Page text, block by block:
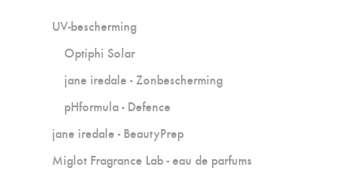
UV-bescherming
Optiphi Solar
jane iredale - Zonbescherming
pHformula - Defence
jane iredale - BeautyPrep
Miglot Fragrance Lab - eau de parfums